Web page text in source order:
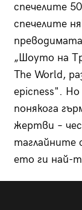
спечелите
спечелите
„Шоуто на
The World,
epicness".
понякога
жертви –
таглайните
ето ги най-